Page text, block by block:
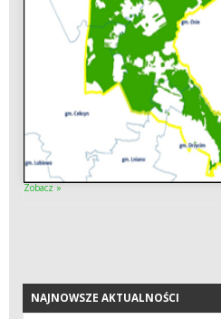
Zobacz »
NAJNOWSZE AKTUALNOŚCI
NAJNOWSZE AKTUALNOŚCI